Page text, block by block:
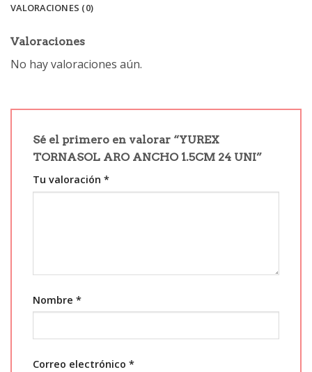
VALORACIONES (0)
Valoraciones
No hay valoraciones aún.
Sé el primero en valorar “YUREX
TORNASOL ARO ANCHO 1.5CM 24 UNI”
Tu valoración *
Nombre *
Correo electrónico *